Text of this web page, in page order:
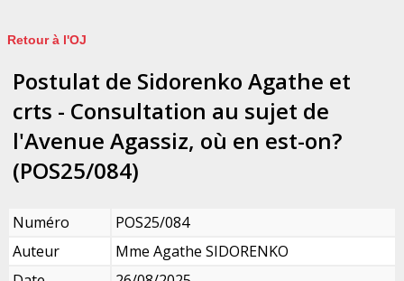
Retour à l'OJ
Postulat de Sidorenko Agathe et
crts - Consultation au sujet de
l'Avenue Agassiz, où en est-on?
(POS25/084)
Numéro
POS25/084
Auteur
Mme Agathe SIDORENKO